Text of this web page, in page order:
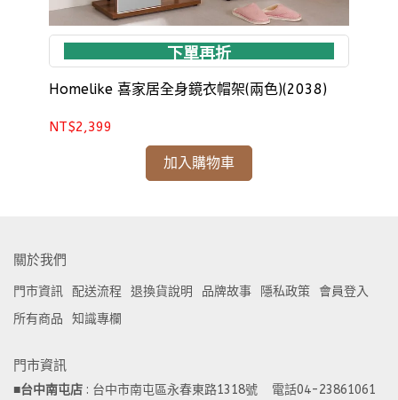
下單再折
Homelike 喜家居全身鏡衣帽架(兩色)(2038)
NT$2,399
加入購物車
關於我們
門市資訊 配送流程 退換貨說明 品牌故事 隱私政策
會員登入
所有商品
知識專欄
門市資訊
■台中南屯店 : 台中市南屯區永春東路1318號    電話04-23861061